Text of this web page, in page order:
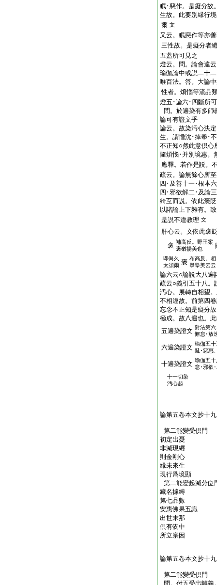
眠･惡作。是癡分故
生故。此要別縁行
爾 文
又云。眠惡作等亦
三性故。是癡分者
五蓋所可見之
燈云。問。論會違
瑜伽論中或説二十
唯百法。答。大論
性者。煩惱等流品
燈五･論六･四斷所
問。於遍染有多師
論可有證文乎
論云。故染汚心決
生。謂惛沈･掉擧･
不正知○然此意倶心
隨煩惱･并別境惠。
應釋。若作是説。
疏云。論無餘心所
四･及善十一･根本
四･邪欲解二･及論
綺互而説。依此褒
以諸論上下雜有。
是説不違教理 文
肝心云。文依此褒
褒 補高反。野王案
褒猶揚美也
即偈久
太須爾 褒 布高反。相
擧擧美云云
論六云○論説大八遍
疏云○義引五十八。
汚心。展轉自相望
不相違故。前第四
忘念不正知是癡分
極成。故八遍也。
五遍染證文 對法第
懈怠･放
六遍染證文 瑜伽五
亂･惡惠
十遍染證文 瑜伽五
怠･邪欲
十一切染
汚心起
論第五卷本文抄十
第二能變受倶門
初定出憂
非滅現纒
則金剛心
縁未來生
現行爲境顯
第二能變起滅分位
藏名據縛
第七品數
安惠佛果五識
出世末那
倶有依中
所立宗因
論第五卷本文抄十九
第二能變受倶門
問。付五受出離義